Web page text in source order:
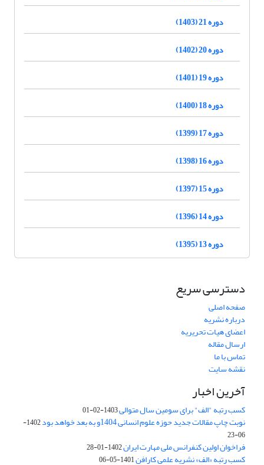
دوره 21 (1403)
دوره 20 (1402)
دوره 19 (1401)
دوره 18 (1400)
دوره 17 (1399)
دوره 16 (1398)
دوره 15 (1397)
دوره 14 (1396)
دوره 13 (1395)
دسترسی سریع
صفحه اصلی
درباره نشریه
اعضای هیات تحریریه
ارسال مقاله
تماس با ما
نقشه سایت
آخرین اخبار
کسب رتبه "الف" برای سومین سال متوالی1403-02-01
نوبت چاپ مقالات جدید حوزه علوم انسانی 1404و به بعد خواهد بود
1402-
06-23
فراخوان اولین کنفرانس ملی مهارت ایران1402-01-28
کسب رتبه «الف» نشریه علمی کارافن1401-05-06